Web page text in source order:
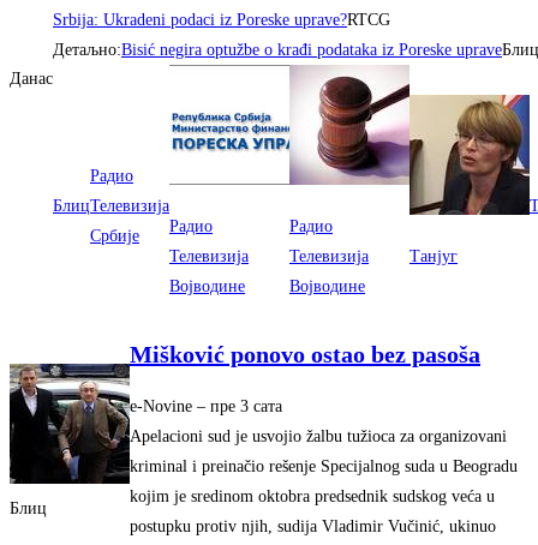
Данас
Srbija: Ukradeni podaci iz Poreske uprave?RTCG
Детаљно:Bisić negira optužbe o krađi podataka iz Poreske upraveБлиц
Блиц
Радио
Телевизија
Србије
Радио
Телевизија
Војводине
Радио
Телевизија
Војводине
Танјуг
Блиц
Mišković ponovo ostao bez pasoša
e-Novine – ‎пре 3 сата‎
Apelacioni sud je usvojio žalbu tužioca za organizovani
kriminal i preinačio rešenje Specijalnog suda u Beogradu
kojim je sredinom oktobra predsednik sudskog veća u
postupku protiv njih, sudija Vladimir Vučinić, ukinuo